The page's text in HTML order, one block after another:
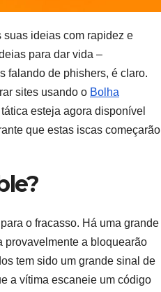
suas ideias com rapidez e
para dar vida –
falando de phishers, é claro.
sites usando o Bolha
esteja agora disponível
que estas iscas começarão
o fracasso. Há uma grande
provavelmente a bloquearão
tem sido um grande sinal de
a vítima escaneie um código